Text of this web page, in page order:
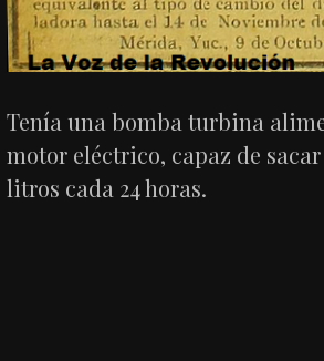
Tenía una bomba turbina
motor eléctrico, capaz de
litros cada 24 horas.